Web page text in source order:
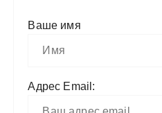
Ваше имя
Адрес Email: